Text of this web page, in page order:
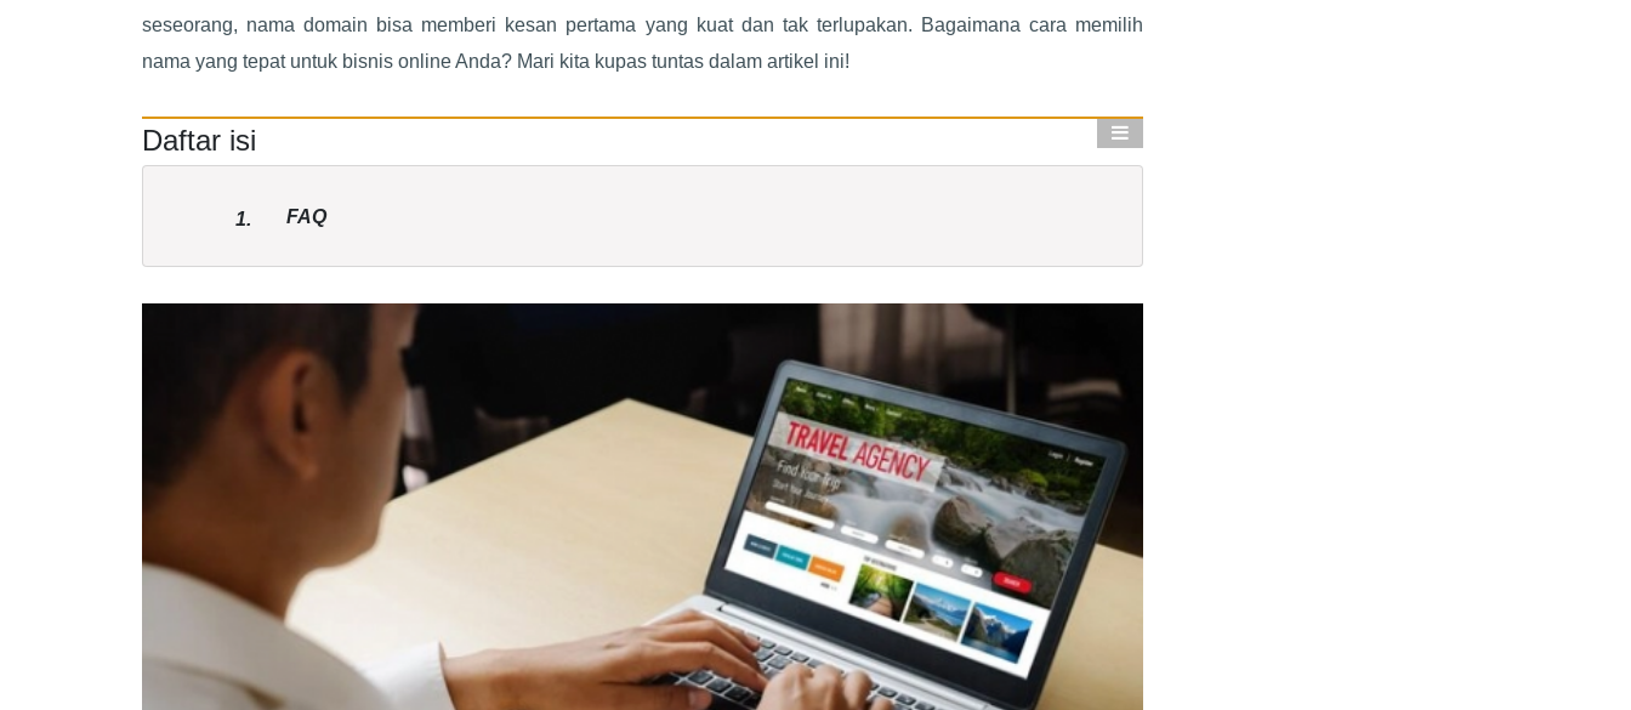
seseorang, nama domain bisa memberi kesan pertama yang kuat dan tak terlupakan. Bagaimana cara memilih
nama yang tepat untuk bisnis online Anda? Mari kita kupas tuntas dalam artikel ini!
Daftar isi
1. FAQ